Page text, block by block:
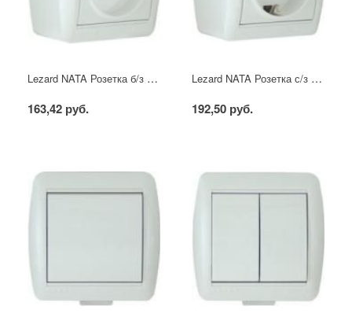
Lezard NATA Розетка б/з белая
163,42 руб.
Lezard NATA Розетка с/з белая
192,50 руб.